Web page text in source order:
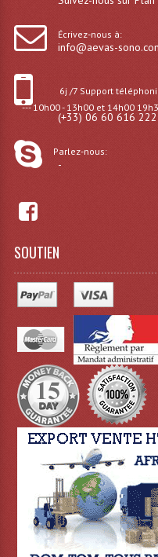
Panneaux,
Petit
Projecteur
Écrivez-nous à:
info@aevas-
6j /7 Support
--- 10h00 - 13h00 et 14h00
(+33) 06 60 616 222
Parlez-nous:
-
SOUTIEN